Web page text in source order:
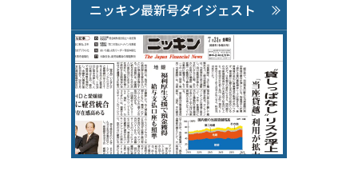
ニッキン最新号ダイジェスト